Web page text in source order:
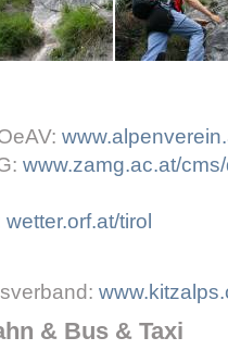
www.zamg.ac.at/
wetter.orf.at/tirol
& Bus & Taxi